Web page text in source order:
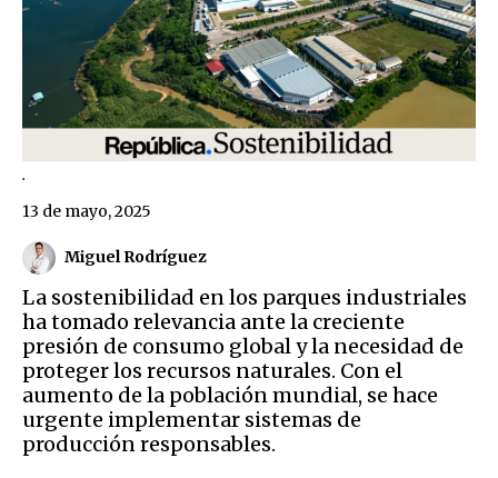
.
Miguel Rodríguez
13 de mayo, 2025
La sostenibilidad en los parques industriales
ha tomado relevancia ante la creciente
presión de consumo global y la necesidad de
proteger los recursos naturales. Con el
aumento de la población mundial, se hace
urgente implementar sistemas de
producción responsables.